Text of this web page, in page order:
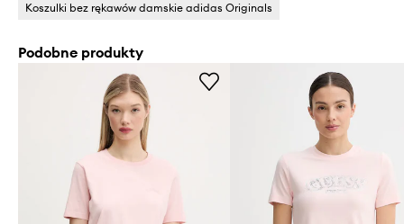
Koszulki bez rękawów damskie adidas Originals
Podobne produkty